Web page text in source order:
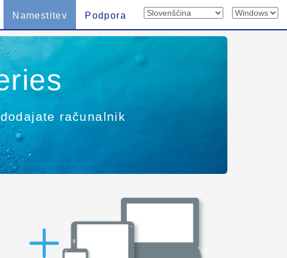
Namestitev Podpora
računalnik